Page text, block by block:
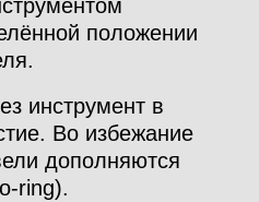
положении
инструмент в
Во избежание
дополняются
ring).